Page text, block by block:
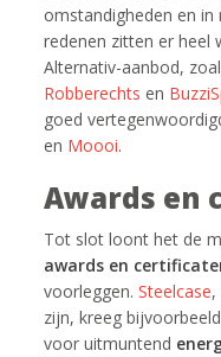
omstandigheden en
redenen zitten er heel
Alternativ-aanbod,
Robberechts en
goed
en Moooi.
Awards en
Tot slot loont het de
awards en
voorleggen.Steelcase
zijn, kreeg
voor uitmuntend